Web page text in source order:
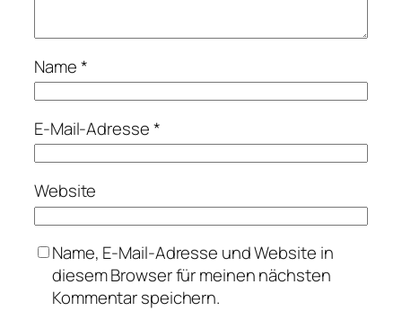
Name*
E-Mail-Adresse*
Website
Name, E-Mail-Adresse und Website in
diesem Browser für meinen nächsten
Kommentar speichern.